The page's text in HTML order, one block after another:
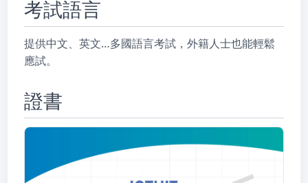
考試語言
提供中文、英文…多國語言考試，外籍人士也能輕鬆
應試。
證書